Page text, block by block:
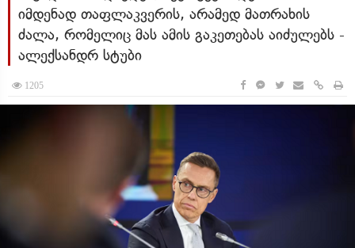
იმდენად თაფლაკვერის, არამედ მათრახის
ძალა, რომელიც მას ამის გაკეთებას აიძულებს -
ალექსანდრ სტუბი
1205